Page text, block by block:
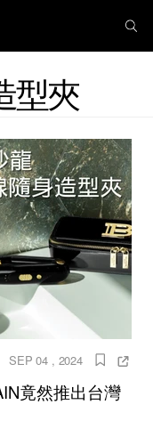
型夾
SEP 04 , 2024
竟然推出台灣